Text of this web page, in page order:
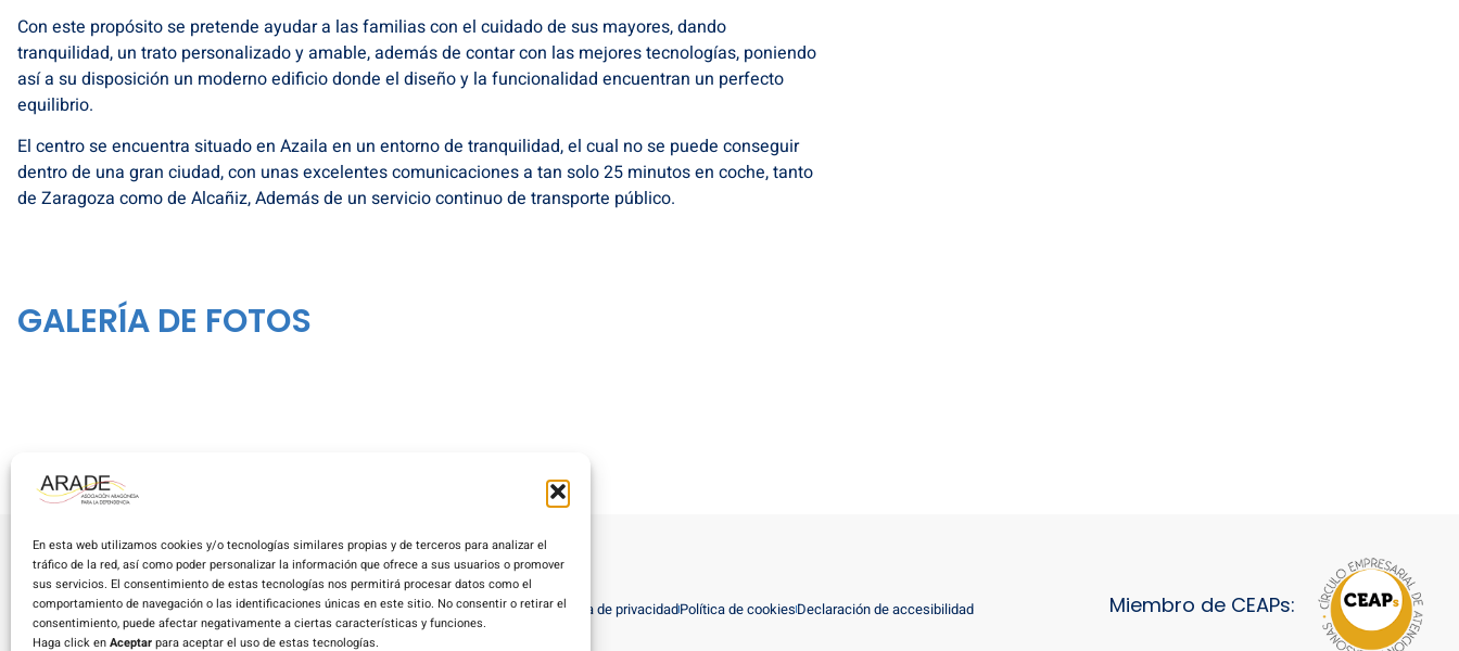
En esta web utilizamos cookies y/o tecnologías similares propias y de terceros para analizar el
tráfico de la red, así como poder personalizar la información que ofrece a sus usuarios o promover
sus servicios. El consentimiento de estas tecnologías nos permitirá procesar datos como el
comportamiento de navegación o las identificaciones únicas en este sitio. No consentir o retirar el
consentimiento, puede afectar negativamente a ciertas características y funciones.
Haga click enAceptarpara aceptar el uso de estas tecnologías.
Con este propósito se pretende ayudar a las familias con el cuidado de sus mayores, dando
tranquilidad, un trato personalizado y amable, además de contar con las mejores tecnologías, poniendo
así a su disposición un moderno edificio donde el diseño y la funcionalidad encuentran un perfecto
equilibrio.
El centro se encuentra situado en Azaila en un entorno de tranquilidad, el cual no se puede conseguir
dentro de una gran ciudad, con unas excelentes comunicaciones a tan solo 25 minutos en coche, tanto
de Zaragoza como de Alcañiz, Además de un servicio continuo de transporte público.
GALERÍA DE FOTOS
Aviso LegalPolítica de privacidadPolítica de cookiesDeclaración de accesibilidad Miembro de CEAPs: